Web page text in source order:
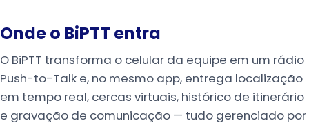
Onde o BiPTT entra
O BiPTT transforma o celular da equipe em um rádio
Push-to-Talk e, no mesmo app, entrega localização
em tempo real, cercas virtuais, histórico de itinerário
e gravação de comunicação — tudo gerenciado por